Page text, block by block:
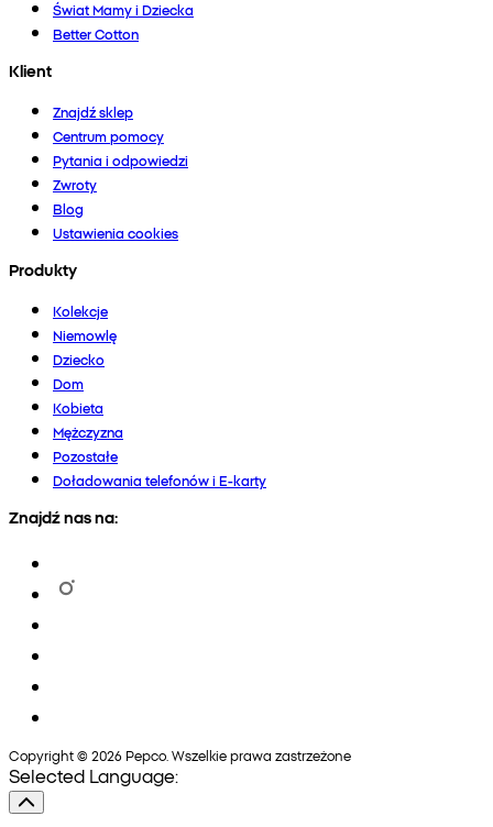
Świat Mamy i Dziecka
Better Cotton
Klient
Znajdź sklep
Centrum pomocy
Pytania i odpowiedzi
Zwroty
Blog
Ustawienia cookies
Produkty
Kolekcje
Niemowlę
Dziecko
Dom
Kobieta
Mężczyzna
Pozostałe
Doładowania telefonów i E-karty
Znajdź nas na:
Copyright © 2026 Pepco. Wszelkie prawa zastrzeżone
Selected Language: